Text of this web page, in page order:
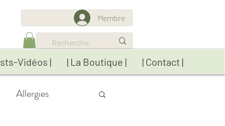
Membre
Vidéos | | La Boutique | | Contact |
Allergies